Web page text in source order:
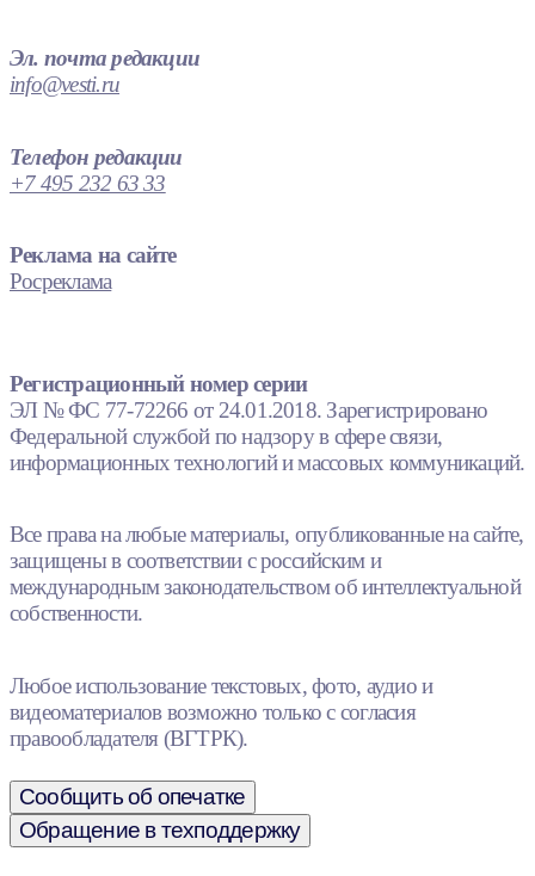
Эл. почта редакции
info@vesti.ru
Телефон редакции
+7 495 232 63 33
Реклама на сайте
Росреклама
Регистрационный номер серии
ЭЛ № ФС 77-72266 от 24.01.2018. Зарегистрировано
Федеральной службой по надзору в сфере связи,
информационных технологий и массовых коммуникаций.
Все права на любые материалы, опубликованные на сайте,
защищены в соответствии с российским и
международным законодательством об интеллектуальной
собственности.
Любое использование текстовых, фото, аудио и
видеоматериалов возможно только с согласия
правообладателя (ВГТРК).
Сообщить об опечатке
Обращение в техподдержку